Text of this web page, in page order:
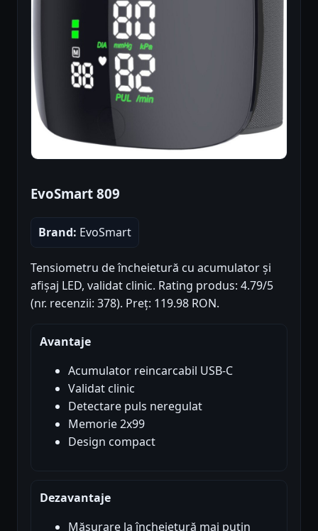
EvoSmart 809
Brand: EvoSmart
Tensiometru de încheietură cu acumulator și
afișaj LED, validat clinic. Rating produs: 4.79/5
(nr. recenzii: 378). Preț: 119.98 RON.
Avantaje
Acumulator reincarcabil USB-C
Validat clinic
Detectare puls neregulat
Memorie 2x99
Design compact
Dezavantaje
Măsurare la încheietură mai puțin